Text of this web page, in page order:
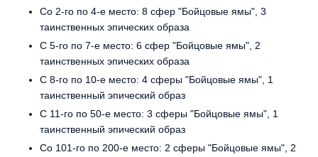
Со 2-го по 4-е место: 8 сфер "Бойцовые ямы", 3
таинственных эпических образа
С 5-го по 7-е место: 6 сфер "Бойцовые ямы", 2
таинственных эпических образа
С 8-го по 10-е место: 4 сферы "Бойцовые ямы", 1
таинственный эпический образ
С 11-го по 50-е место: 3 сферы "Бойцовые ямы", 1
таинственный эпический образ
Со 101-го по 200-е место: 2 сферы "Бойцовые ямы", 2